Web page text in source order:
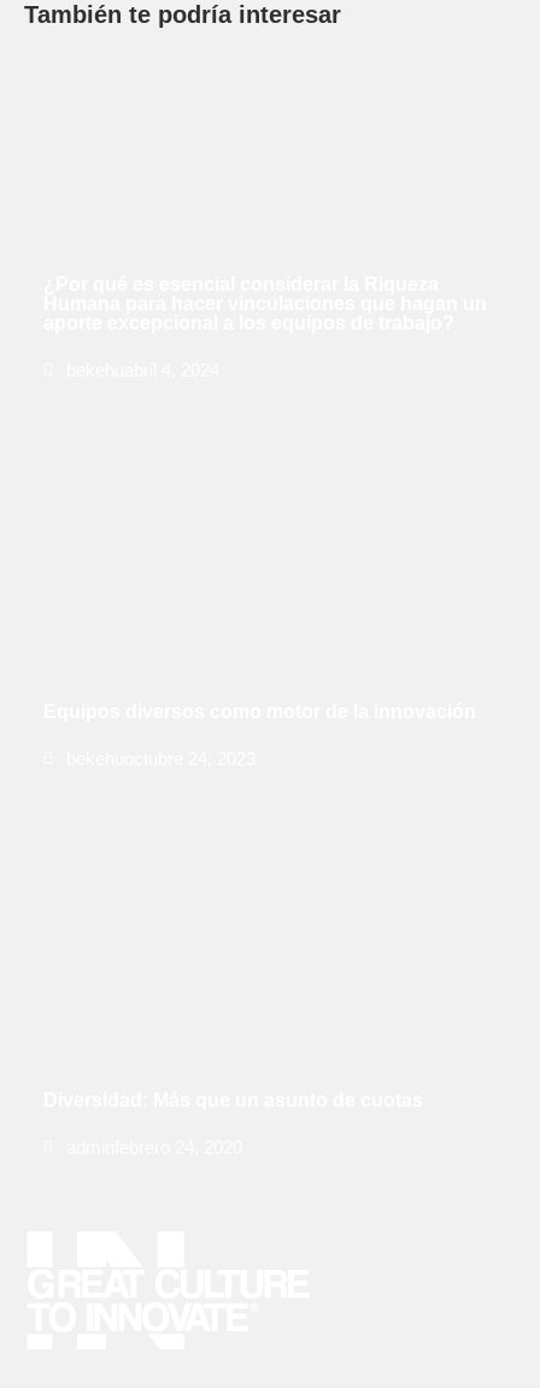
También te podría interesar